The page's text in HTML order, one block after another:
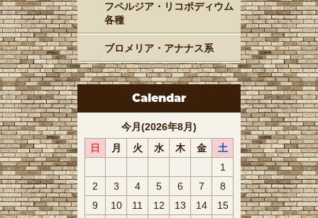
フペルジア・リコポディウム
各種
ブロメリア・アナナス系
Calendar
今月(2026年8月)
日
月 火 水 木 金
土
1
2
3 4 5 6 7
8
9
10 11 12 13 14
15